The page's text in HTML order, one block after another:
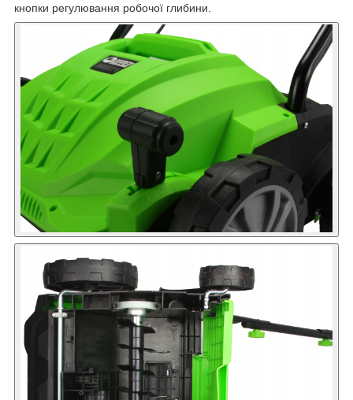
кнопки регулювання робочої глибини.